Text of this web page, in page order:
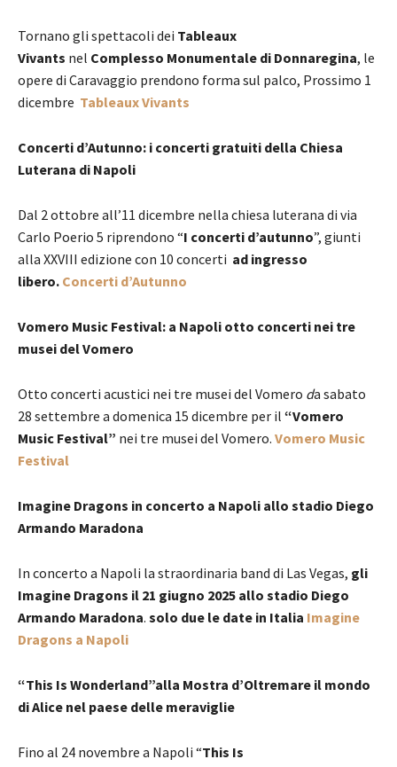
Tornano gli spettacoli dei Tableaux
Vivants nel Complesso Monumentale di Donnaregina, le
opere di Caravaggio prendono forma sul palco, Prossimo 1
dicembre Tableaux Vivants
Concerti d’Autunno: i concerti gratuiti della Chiesa
Luterana di Napoli
Dal 2 ottobre all’11 dicembre nella chiesa luterana di via
Carlo Poerio 5 riprendono “I concerti d’autunno”, giunti
alla XXVIII edizione con 10 concerti ad ingresso
libero. Concerti d’Autunno
Vomero Music Festival: a Napoli otto concerti nei tre
musei del Vomero
Otto concerti acustici nei tre musei del Vomero da sabato
28 settembre a domenica 15 dicembre per il “Vomero
Music Festival” nei tre musei del Vomero. Vomero Music
Festival
Imagine Dragons in concerto a Napoli allo stadio Diego
Armando Maradona
In concerto a Napoli la straordinaria band di Las Vegas, gli
Imagine Dragons il 21 giugno 2025 allo stadio Diego
Armando Maradona. solo due le date in Italia Imagine
Dragons a Napoli
“This Is Wonderland”alla Mostra d’Oltremare il mondo
di Alice nel paese delle meraviglie
Fino al 24 novembre a Napoli “This Is